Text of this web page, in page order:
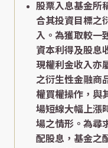
股票入息基金所
合其投資目標之
入。為獲取較一
資本利得及股息
現權利金收入亦
之衍生性金融商
權買權操作，與
場短線大幅上漲
場之情形。為尋
配股息，基金之